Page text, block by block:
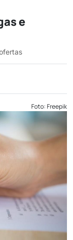
e
Foto: Freepik